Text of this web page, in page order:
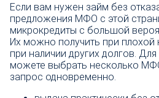
Если вам нужен займ без
предложения МФО с этой
микрокредиты с большой
Их можно получить при плохой
при наличии других долгов.
можете выбрать несколько
запрос одновременно.